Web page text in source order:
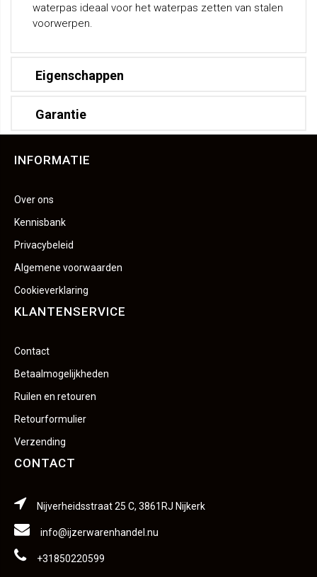
waterpas ideaal voor het waterpas zetten van stalen
voorwerpen.
Eigenschappen
Garantie
INFORMATIE
Over ons
Kennisbank
Privacybeleid
Algemene voorwaarden
Cookieverklaring
KLANTENSERVICE
Contact
Betaalmogelijkheden
Ruilen en retouren
Retourformulier
Verzending
CONTACT
Nijverheidsstraat 25 C, 3861RJ Nijkerk
info@ijzerwarenhandel.nu
+31850220599